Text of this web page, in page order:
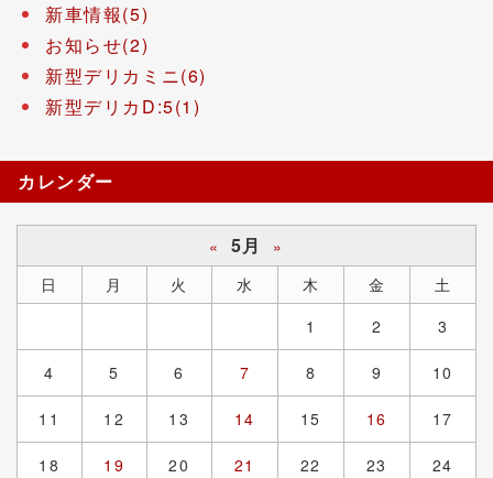
新車情報(5)
お知らせ(2)
新型デリカミニ(6)
新型デリカD:5(1)
カレンダー
« 5月
»
日
月 火 水 木 金
土
1
2 3
4 5 6 7 8 9 10
11 12 13 14 15 16 17
18 19 20 21 22 23 24